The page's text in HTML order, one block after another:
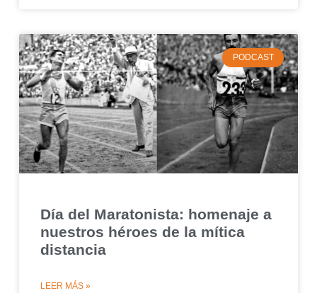
PODCAST
Día del Maratonista: homenaje a
nuestros héroes de la mítica
distancia
LEER MÁS »